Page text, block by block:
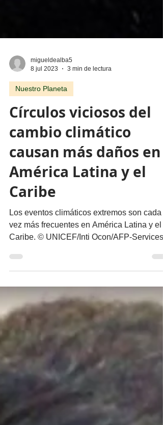
8 jul 2023
3 min de lectura
Círculos viciosos del
cambio climático
causan más daños en
América Latina y el
Caribe
Los eventos climáticos extremos son cada
vez más frecuentes en América Latina y el
Caribe. © UNICEF/Inti Ocon/AFP-Services